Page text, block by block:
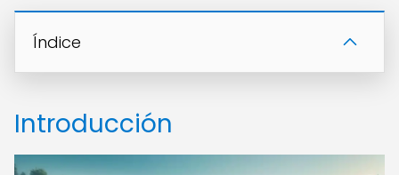
Índice
Introducción